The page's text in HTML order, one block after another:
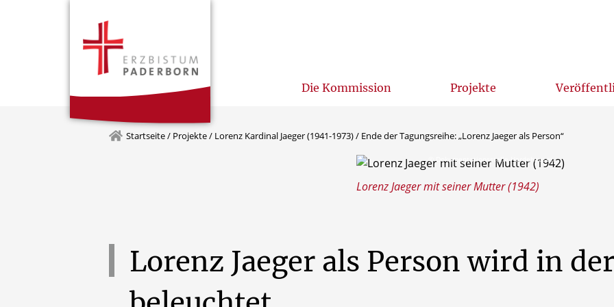
Die Kommission Projekte
Startseite/ Projekte/ Lorenz Kardinal Jaeger (1941-1973)/ Ende der Tagungsreihe: „Lorenz Jaeger als Person“
© Dokumentationsstelle Hardehausen
Lorenz Jaeger mit seiner Mutter (1942)
Lorenz Jaeger als Person wird in der